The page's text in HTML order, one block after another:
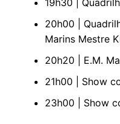
19h30 |
20h00 |
Marins Mestre
20h20 | E.M.
21h00 | Show
23h00 | Show